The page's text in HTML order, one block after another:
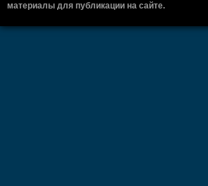
материалы для публикации на сайте.